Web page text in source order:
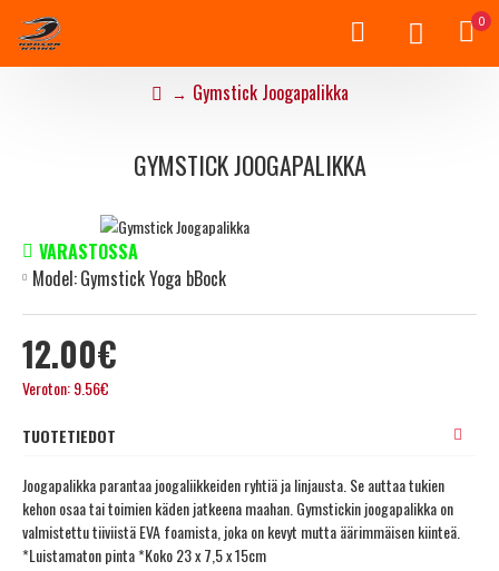
0
Gymstick Joogapalikka
GYMSTICK JOOGAPALIKKA
12.00€
Veroton: 9.56€
VARASTOSSA
Model:Gymstick Yoga bBock
TUOTETIEDOT
Joogapalikka parantaa joogaliikkeiden ryhtiä ja linjausta. Se auttaa tukien
kehon osaa tai toimien käden jatkeena maahan. Gymstickin joogapalikka on
valmistettu tiiviistä EVA foamista, joka on kevyt mutta äärimmäisen kiinteä.
*Luistamaton pinta *Koko 23 x 7,5 x 15cm